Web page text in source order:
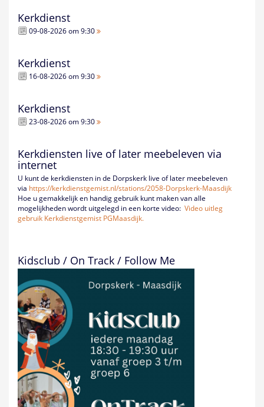
Kerkdienst
09-08-2026 om 9:30
Kerkdienst
16-08-2026 om 9:30
Kerkdienst
23-08-2026 om 9:30
Kerkdiensten live of later meebeleven via
internet
U kunt de kerkdiensten in de Dorpskerk live of later meebeleven
via https://kerkdienstgemist.nl/stations/2058-Dorpskerk-Maasdijk
Hoe u gemakkelijk en handig gebruik kunt maken van alle
mogelijkheden wordt uitgelegd in een korte video: Video uitleg
gebruik Kerkdienstgemist PGMaasdijk.
Kidsclub / On Track / Follow Me